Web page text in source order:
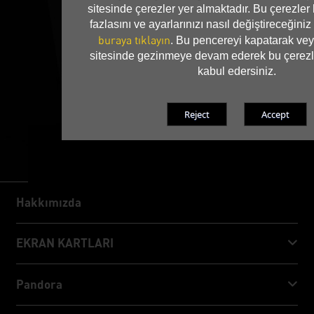
sitesinde çerezler yer almaktadır. Bu çerezler
fazlasını ve ayarlarınızı nasıl
buraya tıklayın. Bu pencereyi kapatarak
sitesinde gezinmeye devam ederek bu
kabul edersiniz.
Hakkımızda
Hakkımızda
EKRAN KARTLARI
GeForce RTX™ 40 Series
Pandora